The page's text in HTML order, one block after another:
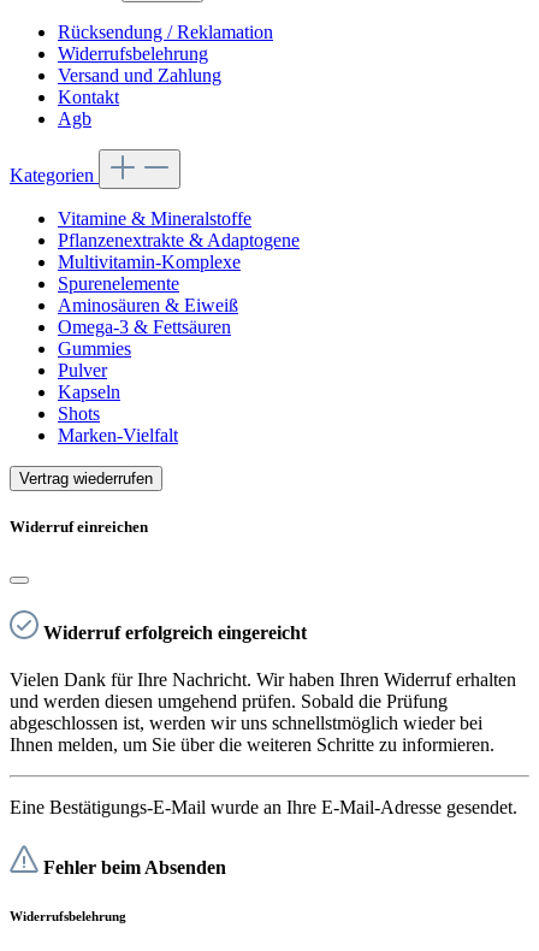
Rücksendung / Reklamation
Widerrufsbelehrung
Versand und Zahlung
Kontakt
Agb
Kategorien
Vitamine & Mineralstoffe
Pflanzenextrakte & Adaptogene
Multivitamin-Komplexe
Spurenelemente
Aminosäuren & Eiweiß
Omega-3 & Fettsäuren
Gummies
Pulver
Kapseln
Shots
Marken-Vielfalt
Vertrag wiederrufen
Widerruf einreichen
Widerruf erfolgreich eingereicht
Vielen Dank für Ihre Nachricht. Wir haben Ihren Widerruf erhalten
und werden diesen umgehend prüfen. Sobald die Prüfung
abgeschlossen ist, werden wir uns schnellstmöglich wieder bei
Ihnen melden, um Sie über die weiteren Schritte zu informieren.
Eine Bestätigungs-E-Mail wurde an Ihre E-Mail-Adresse gesendet.
Fehler beim Absenden
Widerrufsbelehrung